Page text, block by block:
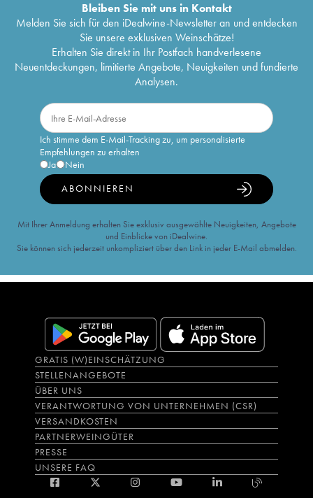
Bleiben Sie mit uns in Kontakt
Melden Sie sich für den iDealwine-Newsletter an und entdecken
Sie unsere exklusiven Weinschätze!
Erhalten Sie direkt in Ihr Postfach handverlesene
Neuentdeckungen, limitierte Angebote, Neuigkeiten und fundierte
Analysen.
Ich stimme dem E-Mail-Tracking zu, um personalisierte
Empfehlungen zu erhalten
Ja
Nein
ABONNIEREN
Mit Ihrer Anmeldung erhalten Sie exklusiv ausgewählte Neuigkeiten, Angebote
und Einblicke von iDealwine.
Sie können sich jederzeit unkompliziert über den Link in jeder E-Mail abmelden.
GRATIS (W)EINSCHÄTZUNG
STELLENANGEBOTE
ÜBER UNS
VERANTWORTUNG VON UNTERNEHMEN (CSR)
VERSANDKOSTEN
PARTNERWEINGÜTER
PRESSE
UNSERE FAQ